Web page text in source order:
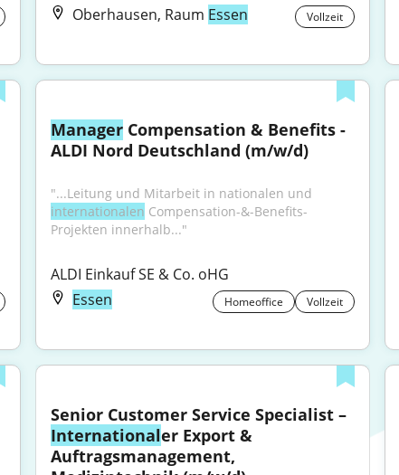
Oberhausen, Raum Essen Vollzeit
Manager Compensation & Benefits -
ALDI Nord Deutschland (m/w/d)
internationalen Compensation-&-Benefits-
Projekten innerhalb..."
ALDI Einkauf SE & Co. oHG
Essen
Homeoffice Vollzeit
Internationaler Export &
Auftragsmanagement,